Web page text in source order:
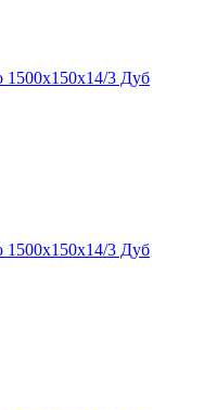
1500х150х14/3 Дуб
1500х150х14/3 Дуб